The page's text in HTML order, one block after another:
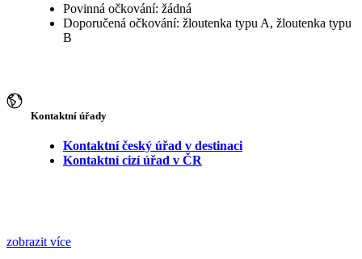
Povinná očkování: žádná
Doporučená očkování: žloutenka typu A, žloutenka typu
B
Kontaktní úřady
Kontaktní český úřad v destinaci
Kontaktní cizí úřad v ČR
zobrazit více